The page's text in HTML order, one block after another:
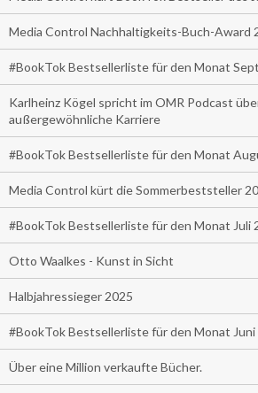
Media Control Nachhaltigkeits-Buch-Award
#BookTok Bestsellerliste für den Monat
Karlheinz Kögel spricht im OMR Podcast
außergewöhnliche Karriere
#BookTok Bestsellerliste für den Monat
Media Control kürt die Sommerbeststeller
#BookTok Bestsellerliste für den Monat Juli
Otto Waalkes - Kunst in Sicht
Halbjahressieger 2025
#BookTok Bestsellerliste für den Monat Juni
Über eine Million verkaufte Bücher.